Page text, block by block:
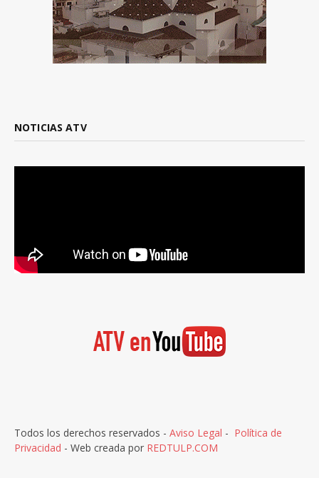
NOTICIAS ATV
Todos los derechos reservados - Aviso Legal - Política de
Privacidad - Web creada por REDTULP.COM